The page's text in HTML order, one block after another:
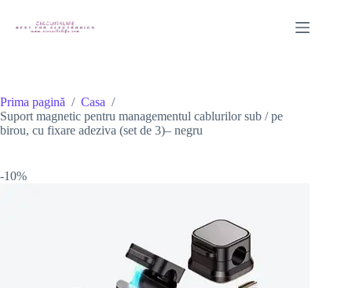
conținut
Prima pagină / Casa /
Suport magnetic pentru managementul cablurilor sub / pe
birou, cu fixare adeziva (set de 3)– negru
-10%